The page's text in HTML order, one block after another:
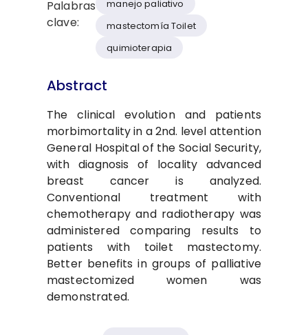
Palabras
clave:
manejo paliativo
mastectomía Toilet
quimioterapia
Abstract
The clinical evolution and patients
morbimortality in a 2nd. level attention
General Hospital of the Social Security,
with diagnosis of locality advanced
breast cancer is analyzed.
Conventional treatment with
chemotherapy and radiotherapy was
administered comparing results to
patients with toilet mastectomy.
Better benefits in groups of palliative
mastectomized women was
demonstrated.